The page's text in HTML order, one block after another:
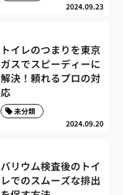
2024.09.23
トイレのつまりを東京
ガスでスピーディーに
解決！頼れるプロの対
応
2024.09.20
未分類
バリウム検査後のトイ
レでのスムーズな排出